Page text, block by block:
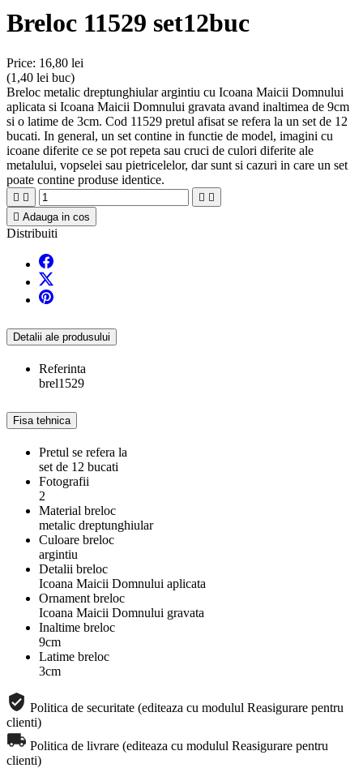
Breloc 11529 set12buc
Price: 16,80 lei
(1,40 lei buc)
Breloc metalic dreptunghiular argintiu cu Icoana Maicii Domnului
aplicata si Icoana Maicii Domnului gravata avand inaltimea de 9cm
si o latime de 3cm. Cod 11529 pretul afisat se refera la un set de 12
bucati. In general, un set contine in functie de model, imagini cu
icoane diferite ce se pot repeta sau cruci de culori diferite ale
metalului, vopselei sau pietricelelor, dar sunt si cazuri in care un set
poate contine produse identice.
   
 Adauga in cos
Distribuiti
Detalii ale produsului
Referinta
brel1529
Fisa tehnica
Pretul se refera la
set de 12 bucati
Fotografii
2
Material breloc
metalic dreptunghiular
Culoare breloc
argintiu
Detalii breloc
Icoana Maicii Domnului aplicata
Ornament breloc
Icoana Maicii Domnului gravata
Inaltime breloc
9cm
Latime breloc
3cm
Politica de securitate (editeaza cu modulul Reasigurare pentru
clienti)
Politica de livrare (editeaza cu modulul Reasigurare pentru
clienti)